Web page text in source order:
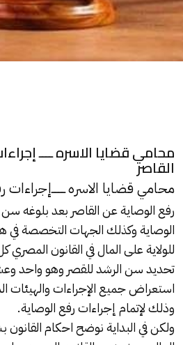
محامي قضايا الاسره ــــ
القاصر
محامي قضايا الاسرهــــإجراءات
رفع الوصاية عن القاصر بعد بلوغه
الوصاية وكذلك الجهات التخصصة في
للولاية على المال في القانون
تحديد سن الرشد للقصر وهو واحد
استعراض جميع الإجراءات
وذلك لإتمام إجراءات رفع الوصاية.
ولكن في البداية نوضح احكام القانون